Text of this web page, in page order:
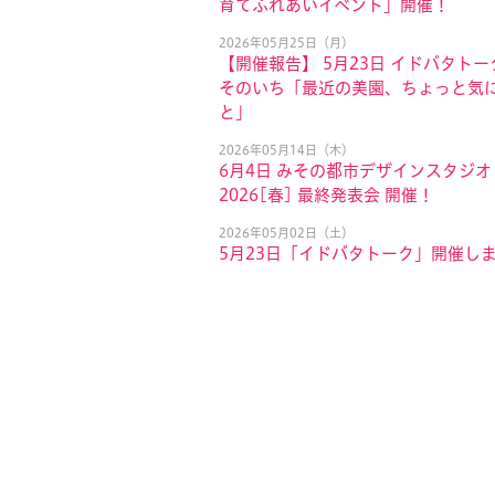
育てふれあいイベント」開催！
2026年05月25日（月）
【開催報告】 5月23日 イドバタト
そのいち「最近の美園、ちょっと気
と」
2026年05月14日（木）
6月4日 みその都市デザインスタジオ
2026[春] 最終発表会 開催！
2026年05月02日（土）
5月23日「イドバタトーク」開催しま